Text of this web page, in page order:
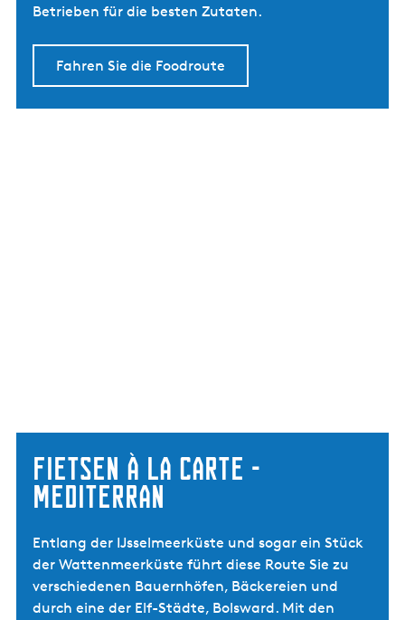
Betrieben für die besten Zutaten.
Fahren Sie die Foodroute
Fietsen à la carte -
Mediterran
Entlang der IJsselmeerküste und sogar ein Stück
der Wattenmeerküste führt diese Route Sie zu
verschiedenen Bauernhöfen, Bäckereien und
durch eine der Elf-Städte, Bolsward. Mit den